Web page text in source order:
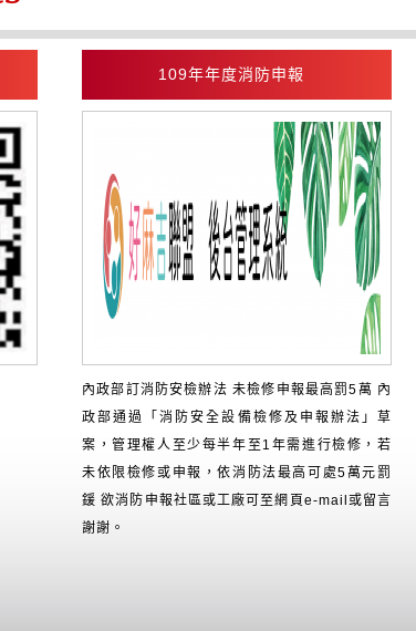
109年年度消防申報
內政部訂消防安檢辦法 未檢修申報最高罰5萬 內
政部通過「消防安全設備檢修及申報辦法」草
案，管理權人至少每半年至1年需進行檢修，若
未依限檢修或申報，依消防法最高可處5萬元罰
鍰 欲消防申報社區或工廠可至網頁e-mail或留言
謝謝。